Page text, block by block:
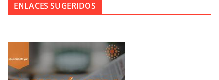
ENLACES SUGERIDOS